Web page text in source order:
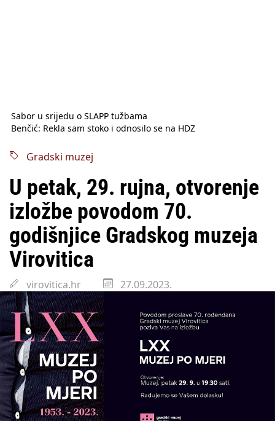
Sabor u srijedu o SLAPP tužbama
Benčić: Rekla sam stoko i odnosilo se na HDZ
godine
Sindikati traže zaštitu plaća od inflacije, Ćorić pregovore
najavio za jesen
Državni tajnik Rukavina: Hrvatska ima 3,6 milijuna birača
HŽ Infrastruktura: Nesreće na željezničkim prijelazima
prepolovljene
Državni inspektorat opozvao Barebells pločicu - soft protein
bar Coco Choco
Gradski muzej
U petak, 29. rujna, otvorenje
izložbe povodom 70.
godišnjice Gradskog muzeja
Virovitica
virovitica.hr 27.09.2023.